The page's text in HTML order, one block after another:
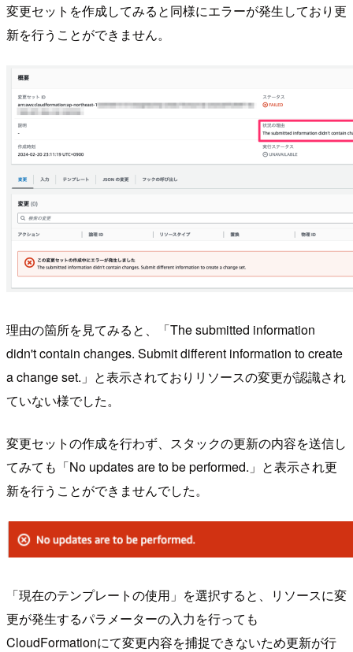
変更セットを作成してみると同様にエラーが発生しており更
新を行うことができません。
理由の箇所を見てみると、「The submitted information
didn't contain changes. Submit different information to create
a change set.」と表示されておりリソースの変更が認識され
ていない様でした。
変更セットの作成を行わず、スタックの更新の内容を送信し
てみても「No updates are to be performed.」と表示され更
新を行うことができませんでした。
「現在のテンプレートの使用」を選択すると、リソースに変
更が発生するパラメーターの入力を行っても
CloudFormationにて変更内容を捕捉できないため更新が行